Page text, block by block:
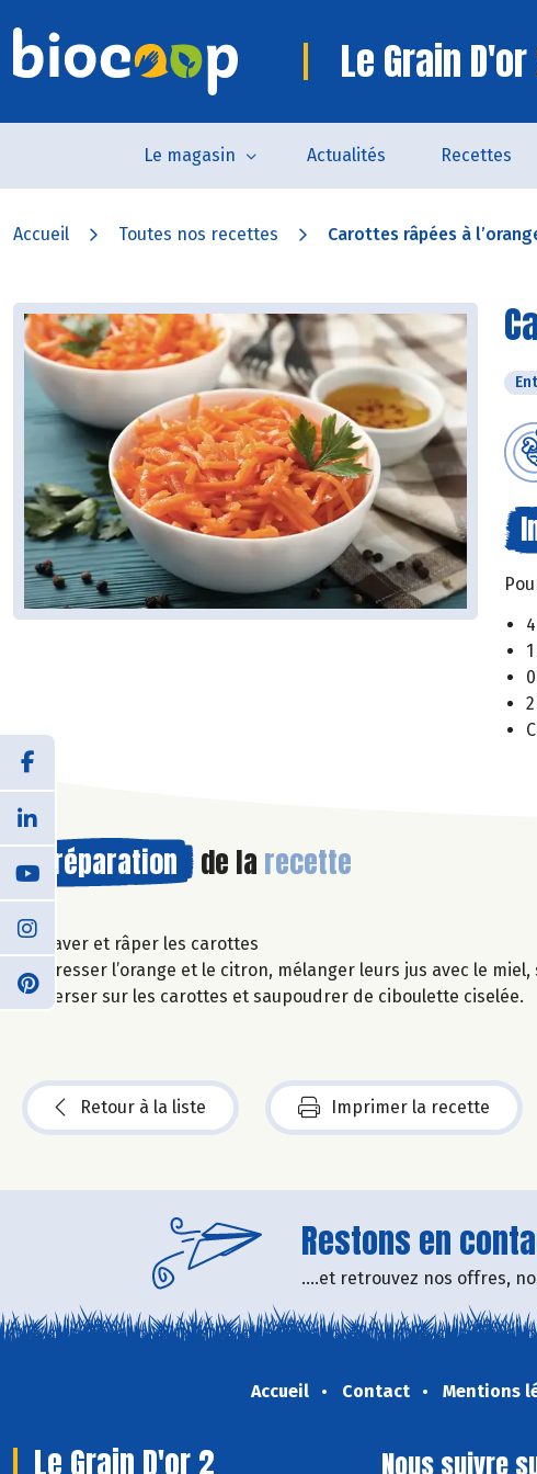
Le Grain
Le magasin Actualités Recettes
Accueil Toutes nos recettes Carottes râpées à
Préparation de la recette
Laver et râper les carottes
Presser l’orange et le citron, mélanger leurs jus avec le
Verser sur les carottes et saupoudrer de ciboulette ciselée.
Retour à la liste Imprimer la recette
Restons en
....et retrouvez nos offres,
Accueil Contact Mentions
Le Grain D'or 2 Nous suivre